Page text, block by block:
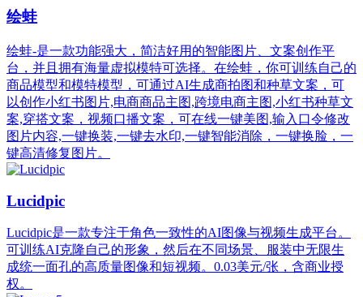
绘蛙
绘蛙-是一款功能强大，简洁好用的智能图片、文案创作平
台，并且拥有海量虚拟模特可选择。在绘蛙，你可训练自己的
商品模型和模特模型，可通过AI生成商拍图和种草文案，可
以创作小红书图片,电商商品主图,跨境电商主图,小红书种草文
案,穿搭文案，视频口播文案，可在线一键美图,输入口令修改
图片内容,一键换装,一键去水印,一键智能消除，一键换脸，一
键高清修复图片。
Lucidpic
Lucidpic是一款专注于角色一致性的AI图像与视频生成平台。
可训练AI克隆自己的形象，然后在不同场景、服装中无限生
成统一面孔的高质量图像和短视频。0.03美元/张，含商业授
权。